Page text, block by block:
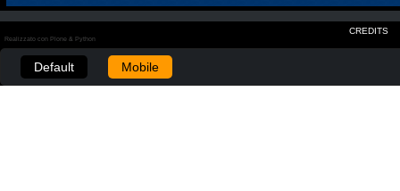
CREDITS
Realizzato con Plone & Python
Default Mobile